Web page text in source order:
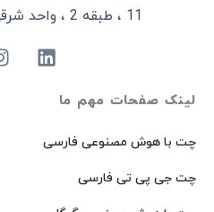
لینک صفحات مهم ما
چت با هوش مصنوعی فارسی
چت جی پی تی فارسی
11 ، طبقه 2 ، واحد شرقی